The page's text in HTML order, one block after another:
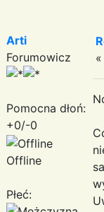
Arti
Forumowicz
Pomocna dłoń:
+0/-0
Offline
Płeć:
«